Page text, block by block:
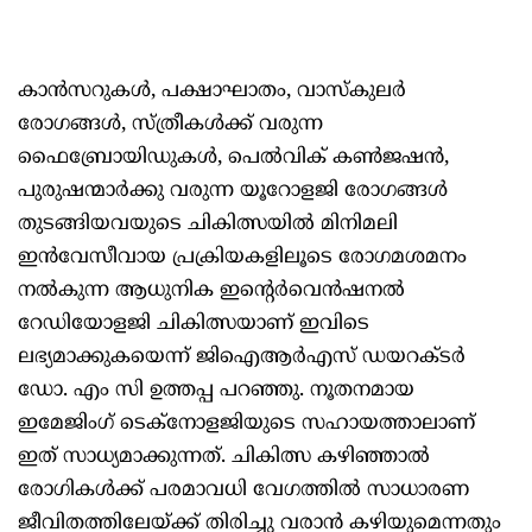
കാന്‍സറുകള്‍, പക്ഷാഘാതം, വാസ്‌കുലര്‍
രോഗങ്ങള്‍, സ്ത്രീകള്‍ക്ക് വരുന്ന
ഫൈബ്രോയിഡുകള്‍, പെല്‍വിക് കണ്‍ജഷന്‍,
പുരുഷന്മാര്‍ക്കു വരുന്ന യൂറോളജി രോഗങ്ങള്‍
തുടങ്ങിയവയുടെ ചികിത്സയില്‍ മിനിമലി
ഇന്‍വേസീവായ പ്രക്രിയകളിലൂടെ രോഗമശമനം
നല്‍കുന്ന ആധുനിക ഇന്റെര്‍വെന്‍ഷനല്‍
റേഡിയോളജി ചികിത്സയാണ് ഇവിടെ
ലഭ്യമാക്കുകയെന്ന് ജിഐആര്‍എസ് ഡയറക്ടര്‍
ഡോ. എം സി ഉത്തപ്പ പറഞ്ഞു. നൂതനമായ
ഇമേജിംഗ് ടെക്നോളജിയുടെ സഹായത്താലാണ്
ഇത് സാധ്യമാക്കുന്നത്. ചികിത്സ കഴിഞ്ഞാല്‍
രോഗികള്‍ക്ക് പരമാവധി വേഗത്തില്‍ സാധാരണ
ജീവിതത്തിലേയ്ക്ക് തിരിച്ചു വരാന്‍ കഴിയുമെന്നതും